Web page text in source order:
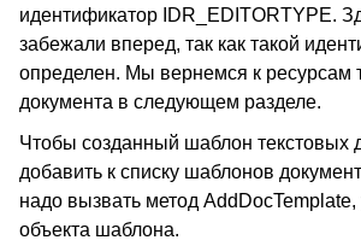
идентификатор IDR_EDITORTYPE.
забежали вперед, так как такой
определен. Мы вернемся к ресурсам
документа в следующем разделе.
Чтобы созданный шаблон текстовых
добавить к списку шаблонов
надо вызвать метод
объекта шаблона.